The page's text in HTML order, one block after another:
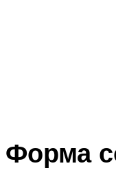
Форма